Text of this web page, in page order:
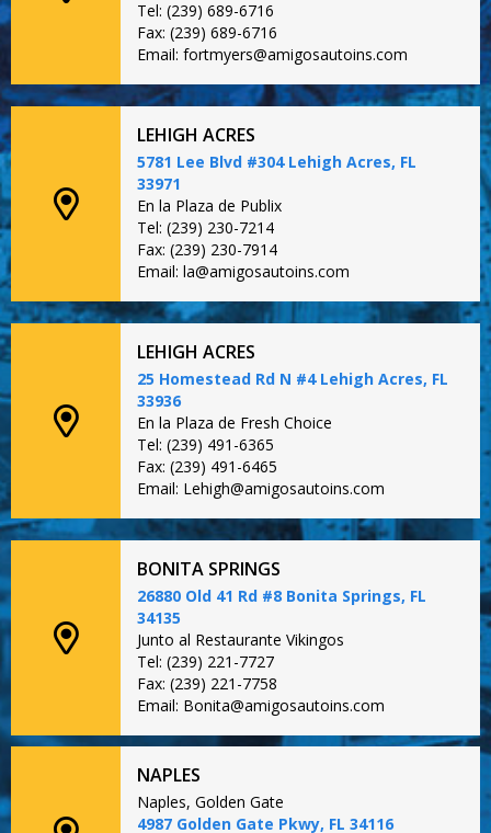
Tel: (239) 689-6716
Fax: (239) 689-6716
Email: fortmyers@amigosautoins.com
LEHIGH ACRES
5781 Lee Blvd #304 Lehigh Acres, FL
33971
En la Plaza de Publix
Tel: (239) 230-7214
Fax: (239) 230-7914
Email: la@amigosautoins.com
LEHIGH ACRES
25 Homestead Rd N #4 Lehigh Acres, FL
33936
En la Plaza de Fresh Choice
Tel: (239) 491-6365
Fax: (239) 491-6465
Email: Lehigh@amigosautoins.com
BONITA SPRINGS
26880 Old 41 Rd #8 Bonita Springs, FL
34135
Junto al Restaurante Vikingos
Tel: (239) 221-7727
Fax: (239) 221-7758
Email: Bonita@amigosautoins.com
NAPLES
Naples, Golden Gate
4987 Golden Gate Pkwy, FL 34116